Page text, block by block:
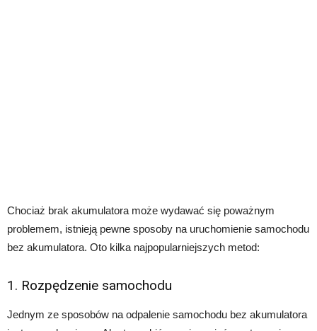
Chociaż brak akumulatora może wydawać się poważnym
problemem, istnieją pewne sposoby na uruchomienie samochodu
bez akumulatora. Oto kilka najpopularniejszych metod:
1. Rozpędzenie samochodu
Jednym ze sposobów na odpalenie samochodu bez akumulatora